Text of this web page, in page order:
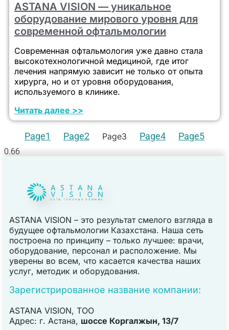
ASTANA VISION — уникальное
оборудование мирового уровня для
современной офтальмологии
Современная офтальмология уже давно стала
высокотехнологичной медициной, где итог
лечения напрямую зависит не только от опыта
хирурга, но и от уровня оборудования,
используемого в клинике.
Читать далее >>
Page1 Page2 Page3 Page4 Page5
ASTANA VISION – это результат смелого взгляда в
будущее офтальмологии Казахстана. Наша сеть
построена по принципу – только лучшее: врачи,
оборудование, персонал и расположение. Мы
уверены во всем, что касается качества наших
услуг, методик и оборудования.
Зарегистрированное название компании:
ASTANA VISION, TOO
Адрес: г. Астана, шоссе Коргалжын, 13/7